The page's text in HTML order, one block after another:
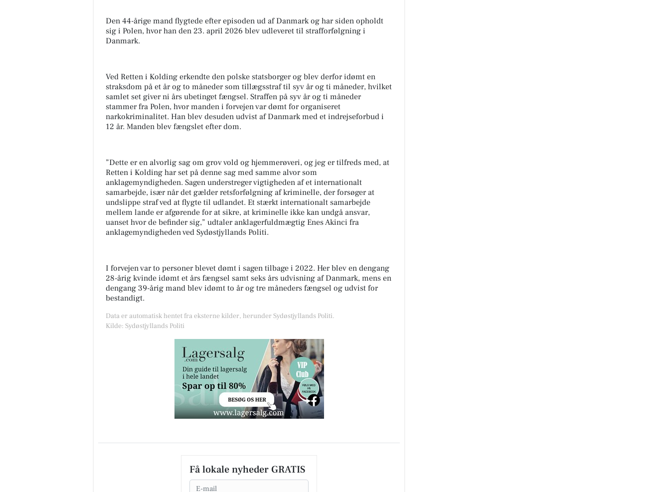
Den 44-årige mand flygtede efter episoden ud af Danmark og har siden opholdt
sig i Polen, hvor han den 23. april 2026 blev udleveret til strafforfølgning i
Danmark.
Ved Retten i Kolding erkendte den polske statsborger og blev derfor idømt en
straksdom på et år og to måneder som tillægsstraf til syv år og ti måneder, hvilket
samlet set giver ni års ubetinget fængsel. Straffen på syv år og ti måneder
stammer fra Polen, hvor manden i forvejen var dømt for organiseret
narkokriminalitet. Han blev desuden udvist af Danmark med et indrejseforbud i
12 år. Manden blev fængslet efter dom.
”Dette er en alvorlig sag om grov vold og hjemmerøveri, og jeg er tilfreds med, at
Retten i Kolding har set på denne sag med samme alvor som
anklagemyndigheden. Sagen understreger vigtigheden af et internationalt
samarbejde, især når det gælder retsforfølgning af kriminelle, der forsøger at
undslippe straf ved at flygte til udlandet. Et stærkt internationalt samarbejde
mellem lande er afgørende for at sikre, at kriminelle ikke kan undgå ansvar,
uanset hvor de befinder sig,” udtaler anklagerfuldmægtig Enes Akinci fra
anklagemyndigheden ved Sydøstjyllands Politi.
I forvejen var to personer blevet dømt i sagen tilbage i 2022. Her blev en dengang
28-årig kvinde idømt et års fængsel samt seks års udvisning af Danmark, mens en
dengang 39-årig mand blev idømt to år og tre måneders fængsel og udvist for
bestandigt.
Data er automatisk hentet fra eksterne kilder, herunder Sydøstjyllands Politi.
Kilde: Sydøstjyllands Politi
Få lokale nyheder GRATIS
Email